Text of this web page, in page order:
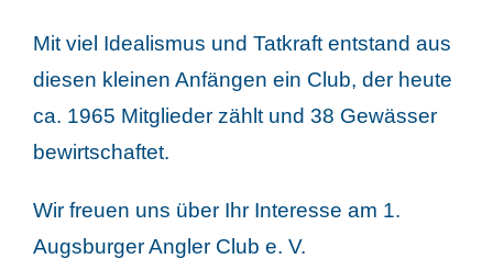
Mit viel Idealismus und Tatkraft entstand aus
diesen kleinen Anfängen ein Club, der heute
ca. 1965 Mitglieder zählt und 38 Gewässer
bewirtschaftet.
Wir freuen uns über Ihr Interesse am 1.
Augsburger Angler Club e. V.